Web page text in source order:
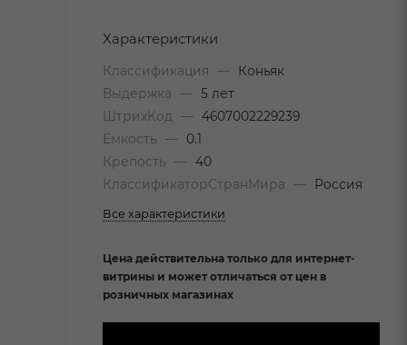
Характеристики
Классификация —
Коньяк
Выдержка
— 5 лет
ШтрихКод
— 4607002229239
Емкость
—
0.1
Крепость
— 40
КлассификаторСтранМира
— Россия
Все характеристики
Цена действительна только для интернет-
витрины и может отличаться от цен в
розничных магазинах